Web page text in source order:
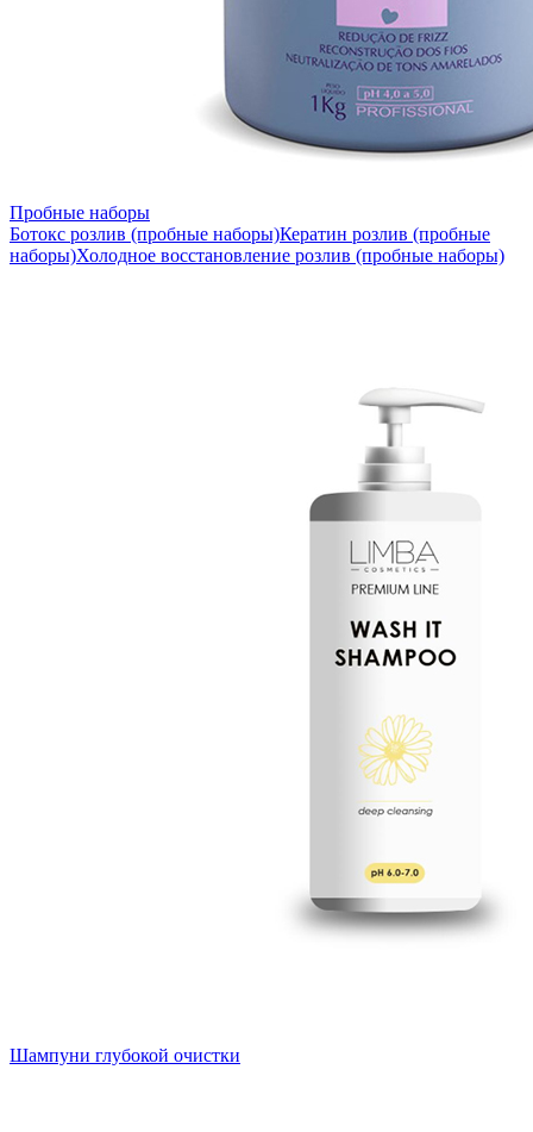
Пробные наборы
Ботокс розлив (пробные наборы)Кератин розлив (пробные
наборы)Холодное восстановление розлив (пробные наборы)
Шампуни глубокой очистки